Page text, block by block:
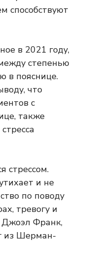
способствуют
в 2021 году,
степенью
в пояснице.
что
с
также
стрессом.
и не
по поводу
тревогу и
Джоэл Франк,
из Шерман-